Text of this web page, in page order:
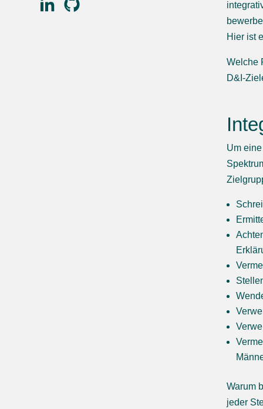
Hier ist
Welche
D&I-
Um
Warum
jeder